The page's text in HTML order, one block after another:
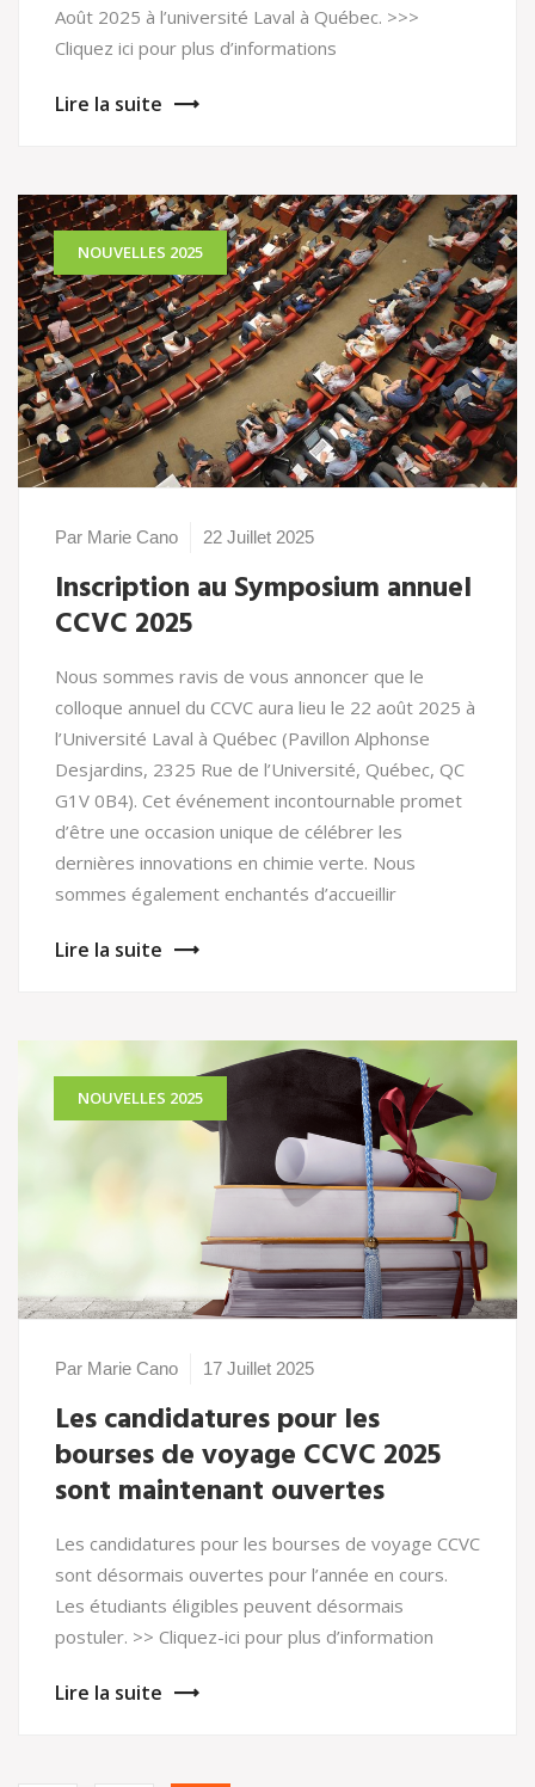
Août 2025 à l’université Laval à Québec. >>>
Cliquez ici pour plus d’informations
Lire la suite
NOUVELLES 2025
Par Marie Cano 22 Juillet 2025
Inscription au Symposium annuel
CCVC 2025
Nous sommes ravis de vous annoncer que le
colloque annuel du CCVC aura lieu le 22 août 2025 à
l’Université Laval à Québec (Pavillon Alphonse
Desjardins, 2325 Rue de l’Université, Québec, QC
G1V 0B4). Cet événement incontournable promet
d’être une occasion unique de célébrer les
dernières innovations en chimie verte. Nous
sommes également enchantés d’accueillir
Lire la suite
NOUVELLES 2025
Par Marie Cano 17 Juillet 2025
Les candidatures pour les
bourses de voyage CCVC 2025
sont maintenant ouvertes
Les candidatures pour les bourses de voyage CCVC
sont désormais ouvertes pour l’année en cours.
Les étudiants éligibles peuvent désormais
postuler. >> Cliquez-ici pour plus d’information
Lire la suite